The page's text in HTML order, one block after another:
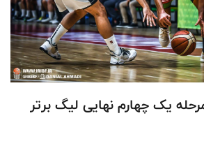
یک چهارم نهایی لیگ برتر